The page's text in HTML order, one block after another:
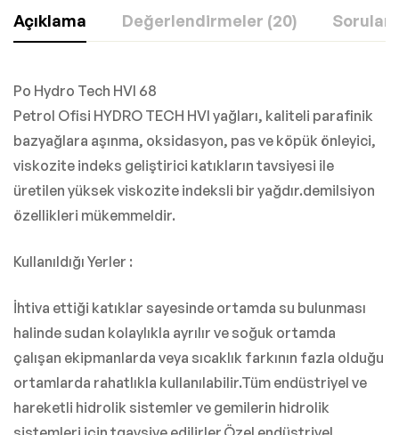
Açıklama Değerlendirmeler (20) Sorular
Po Hydro Tech HVI 68
Petrol Ofisi HYDRO TECH HVI yağları, kaliteli parafinik
bazyağlara aşınma, oksidasyon, pas ve köpük önleyici,
viskozite indeks geliştirici katıkların tavsiyesi ile
üretilen yüksek viskozite indeksli bir yağdır.demilsiyon
özellikleri mükemmeldir.
Kullanıldığı Yerler :
İhtiva ettiği katıklar sayesinde ortamda su bulunması
halinde sudan kolaylıkla ayrılır ve soğuk ortamda
çalışan ekipmanlarda veya sıcaklık farkının fazla olduğu
ortamlarda rahatlıkla kullanılabilir.Tüm endüstriyel ve
hareketli hidrolik sistemler ve gemilerin hidrolik